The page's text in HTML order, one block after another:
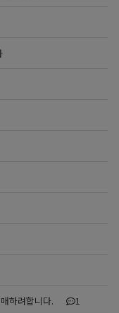
하려합니다. 1